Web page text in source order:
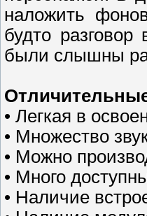
наложить
будто
были слышны
• Легкая в
• Множество
• Можно
• Много
• Наличие